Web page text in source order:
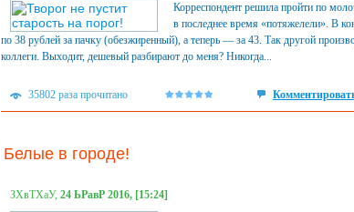
Корреспондент решила пройти по
в последнее время «потяжелели». В
по 38 рублей за пачку (обезжиренный), а теперь — за 43. Так другой
коллеги. Выходит, дешевый разбирают до меня? Никогда...
35802 раза прочитано
Белые в городе!
ЗХвТХаУ, 24 ЬРавР 2016, [15:24]